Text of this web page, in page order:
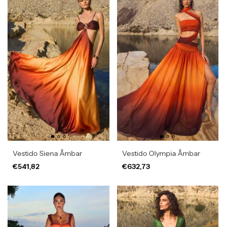
Vestido Siena Âmbar
€541,82
Vestido Olympia Âmbar
€632,73